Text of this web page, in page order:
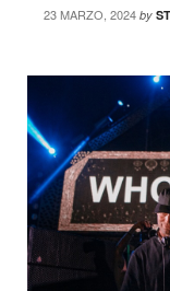
23 MARZO, 2024 by